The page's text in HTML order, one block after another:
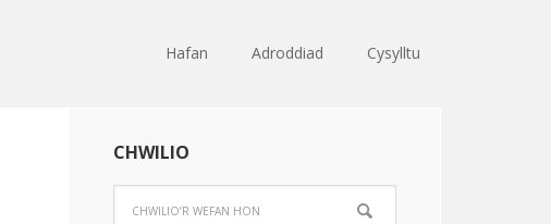
Hafan Adroddiad Cysylltu
CHWILIO